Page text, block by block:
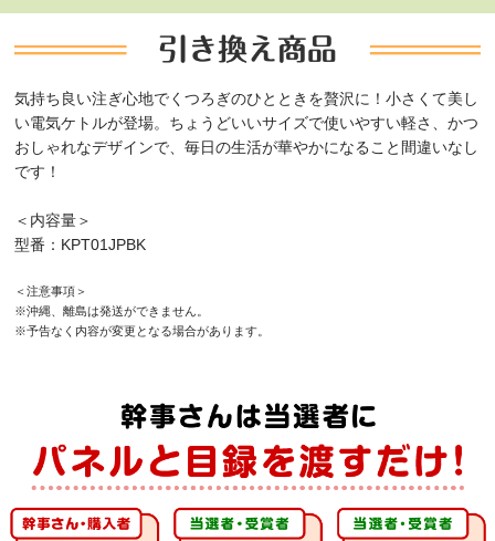
気持ち良い注ぎ心地でくつろぎのひとときを贅沢に！小さくて美し
い電気ケトルが登場。ちょうどいいサイズで使いやすい軽さ、かつ
おしゃれなデザインで、毎日の生活が華やかになること間違いなし
です！
＜内容量＞
型番：KPT01JPBK
＜注意事項＞
※沖縄、離島は発送ができません。
※予告なく内容が変更となる場合があります。